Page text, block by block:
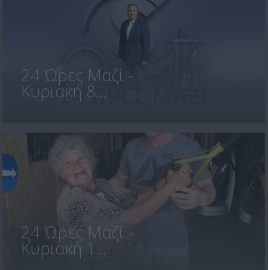
24 Ώρες Μαζί -
Κυριακή 8...
24 Ώρες Μαζί -
Κυριακή 1...